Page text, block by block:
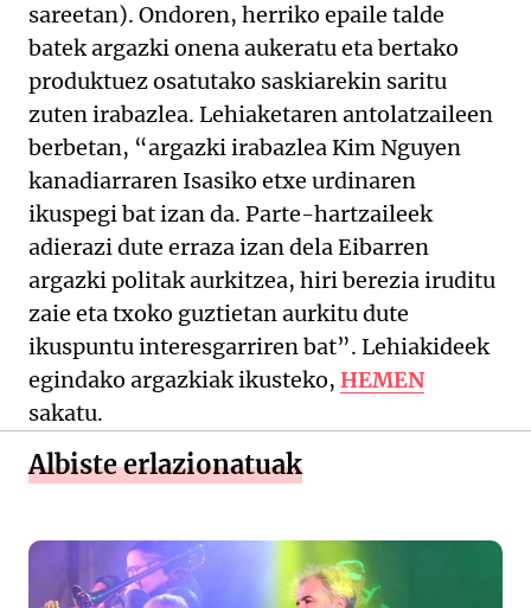
sareetan). Ondoren, herriko epaile talde
batek argazki onena aukeratu eta bertako
produktuez osatutako saskiarekin saritu
zuten irabazlea. Lehiaketaren antolatzaileen
berbetan, “argazki irabazlea Kim Nguyen
kanadiarraren Isasiko etxe urdinaren
ikuspegi bat izan da. Parte-hartzaileek
adierazi dute erraza izan dela Eibarren
argazki politak aurkitzea, hiri berezia iruditu
zaie eta txoko guztietan aurkitu dute
ikuspuntu interesgarriren bat”. Lehiakideek
egindako argazkiak ikusteko, HEMEN
sakatu.
Albiste erlazionatuak